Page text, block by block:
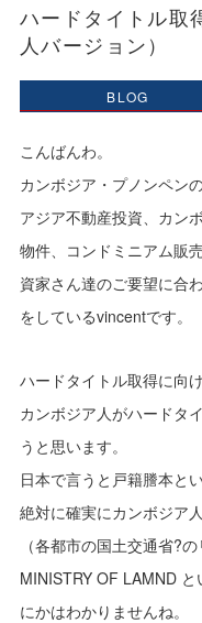
ハードタイトル取
人バージョン）
BLOG
こんばんわ。
カンボジア・プノンペン
アジア不動産投資、カン
物件、コンドミニアム販
資家さん達のご要望に合
をしているvincentです。
ハードタイトル取得に向
カンボジア人がハードタ
うと思います。
日本で言うと戸籍謄本と
絶対に確実にカンボジア
（各都市の国土交通省?
MINISTRY OF LAMND
にかはわかりませんね。